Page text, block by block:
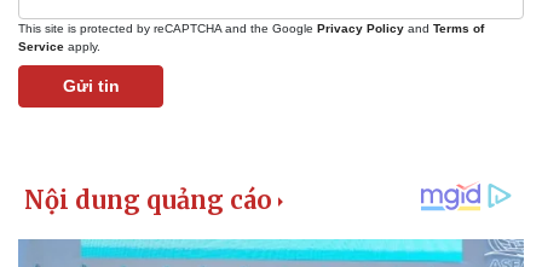
Pháp luật
Tin nóng
Quân sự - Quốc phòng
Việt Nam
This site is protected by reCAPTCHA and the Google Privacy Policy and Terms of
Service apply.
Gửi tin